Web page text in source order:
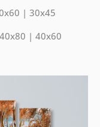
| 30x45
| 40x60